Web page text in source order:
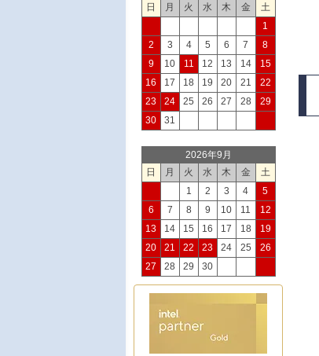
日
月 火 水 木 金
土
1
2
3 4 5 6 7
8
9
10 11 12 13 14
15
16
17 18 19 20 21
22
23
24 25 26 27 28
29
30
31
2026年9月
日
月 火 水 木 金
土
1
2 3 4
5
6
7 8 9 10 11
12
13
14 15 16 17 18
19
20
21 22 23 24 25
26
27
28 29 30